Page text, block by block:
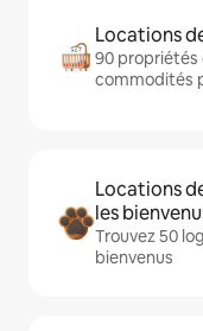
Locations
90
commodités
Locations
les
Trouvez 50
bienvenus